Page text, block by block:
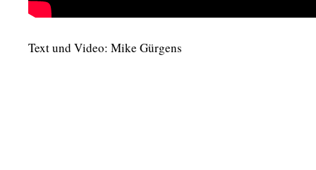
Text und Video: Mike Gürgens